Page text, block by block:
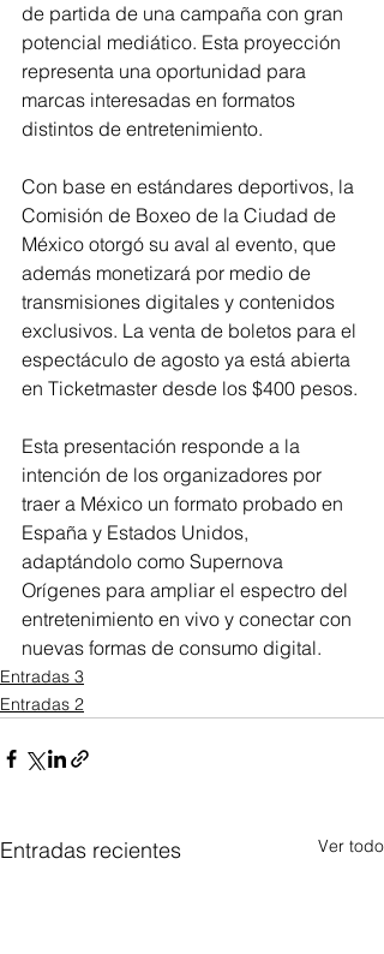
de partida de una campaña con gran
potencial mediático. Esta proyección
representa una oportunidad para
marcas interesadas en formatos
distintos de entretenimiento.
Con base en estándares deportivos, la
Comisión de Boxeo de la Ciudad de
México otorgó su aval al evento, que
además monetizará por medio de
transmisiones digitales y contenidos
exclusivos. La venta de boletos para el
espectáculo de agosto ya está abierta
en Ticketmaster desde los $400 pesos.
Esta presentación responde a la
intención de los organizadores por
traer a México un formato probado en
España y Estados Unidos,
adaptándolo como Supernova
Orígenes para ampliar el espectro del
entretenimiento en vivo y conectar con
nuevas formas de consumo digital.
Entradas 3
Entradas 2
Entradas recientes Ver todo